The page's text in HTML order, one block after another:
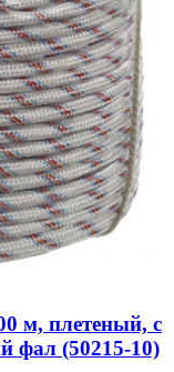
м, плетеный, с
фал (50215-10)